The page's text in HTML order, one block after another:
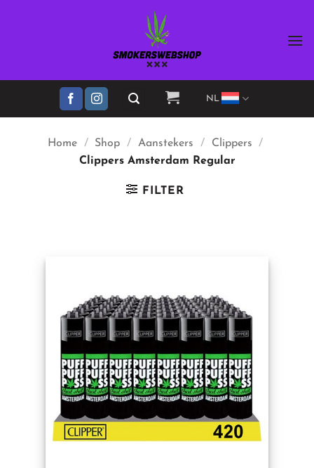
NL
Home / Shop / Aanstekers / Clippers
/
Clippers Amsterdam Regular
FILTER